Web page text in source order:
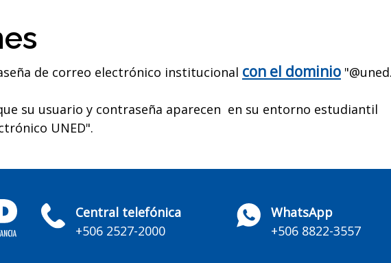
de correo electrónico institucional con el dominio
su usuario y contraseña aparecen en su entorno estudiantil
UNED".
Central telefónica
+506 2527-2000
WhatsApp
+506 8822-3557